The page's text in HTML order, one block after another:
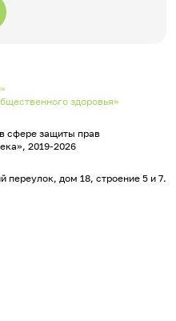
здоровья»
сфере защиты прав
2019-2026
переулок, дом 18, строение 5 и 7.